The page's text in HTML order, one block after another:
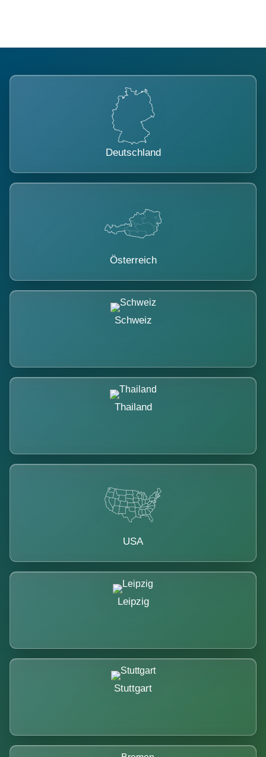
Deutschland
Österreich
Schweiz
Thailand
USA
Leipzig
Stuttgart